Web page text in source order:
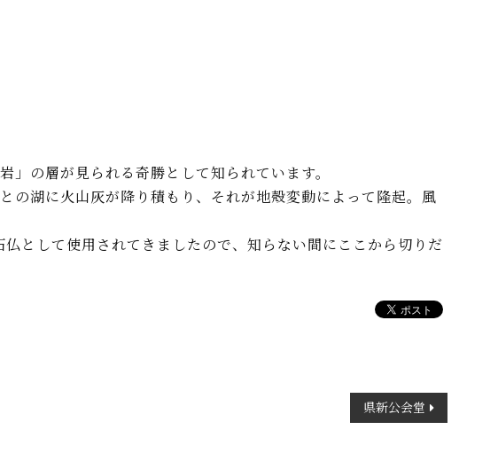
の層が見られる奇勝として知られています。
湖に火山灰が降り積もり、それが地殻変動によって隆起。風
として使用されてきましたので、知らない間にここから切りだ
県新公会堂